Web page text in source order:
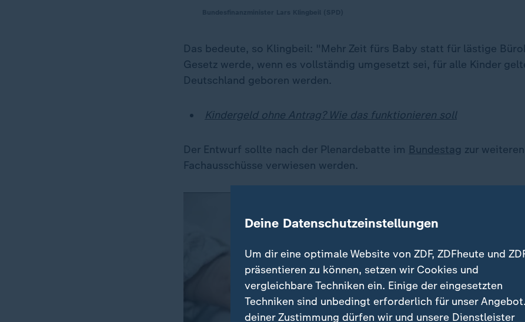
Das bedeute, so Klingbeil: "Mehr Zeit fürs Baby statt für lästige
Gesetz werde, wenn es vollständig umgesetzt sei, für alle Kinder
Deutschland geboren werden.
Kindergeld ohne Antrag? Wie das funktionieren soll
Der Entwurf sollte nach der Plenardebatte im Bundestag zur
Fachausschüsse verwiesen werden.
Deine Datenschutzeinstellungen
Um dir eine optimale Website von ZDF, ZDFheute und
präsentieren zu können, setzen wir Cookies und
vergleichbare Techniken ein. Einige der eingesetzten
Techniken sind unbedingt erforderlich für unser
deiner Zustimmung dürfen wir und unsere Dienstleister